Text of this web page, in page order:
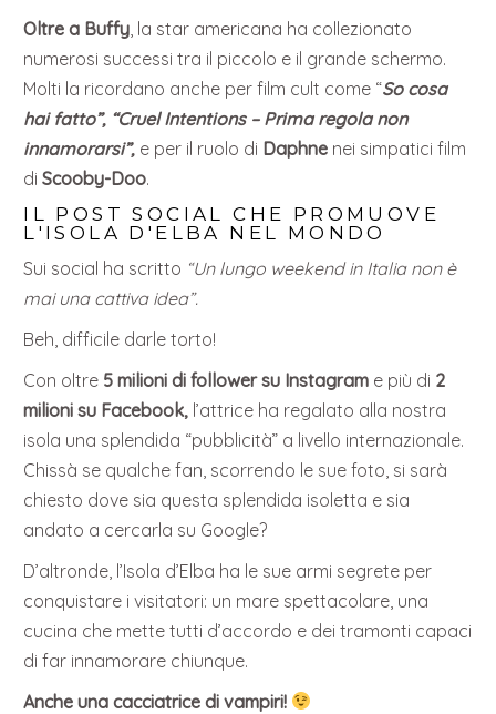
Oltre a Buffy , la star americana ha collezionato
numerosi successi tra il piccolo e il grande schermo.
Molti la ricordano anche per film cult come “So cosa
hai fatto”, “Cruel Intentions – Prima regola non
innamorarsi”, e per il ruolo di Daphne nei simpatici film
diScooby-Doo.
IL POST SOCIAL CHE PROMUOVE
L'ISOLA D'ELBA NEL MONDO
Sui social ha scritto “Un lungo weekend in Italia non è
mai una cattiva idea”.
Beh, difficile darle torto!
Con oltre 5 milioni di follower su Instagram e più di 2
milioni su Facebook, l’attrice ha regalato alla nostra
isola una splendida “pubblicità” a livello internazionale.
Chissà se qualche fan, scorrendo le sue foto, si sarà
chiesto dove sia questa splendida isoletta e sia
andato a cercarla su Google?
D’altronde, l’Isola d’Elba ha le sue armi segrete per
conquistare i visitatori: un mare spettacolare, una
cucina che mette tutti d’accordo e dei tramonti capaci
di far innamorare chiunque.
Anche una cacciatrice di vampiri!